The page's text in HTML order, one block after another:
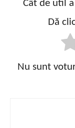
Cât de util
Dă
Nu sunt